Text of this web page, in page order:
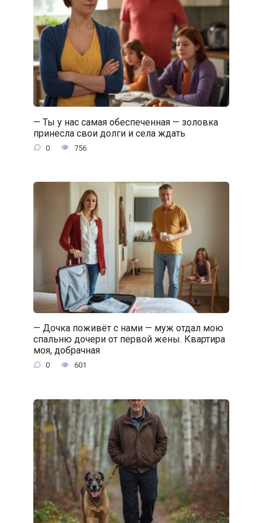
— Ты у нас самая обеспеченная — золовка
принесла свои долги и села ждать
0 756
— Дочка поживёт с нами — муж отдал мою
спальню дочери от первой жены. Квартира
моя, добрачная
0 601